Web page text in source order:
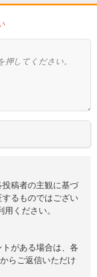
稿者の主観に基づ
るものではござい
ください。
がある場合は、各
らご返信いただけ